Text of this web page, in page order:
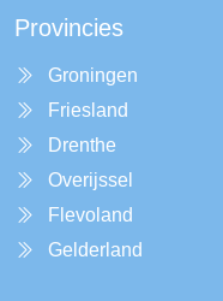
Provincies
Groningen
Friesland
Drenthe
Overijssel
Flevoland
Gelderland